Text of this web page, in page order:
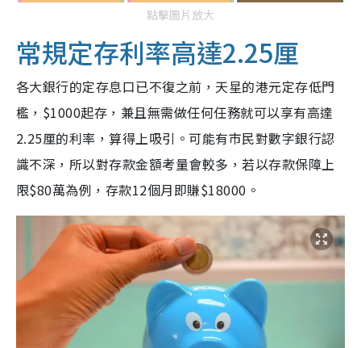
點擊圖片放大
常規定存利率高達2.25厘
各大銀行的定存息口已不復之前，天星的港元定存低門
檻，$1000起存，兼且無需做任何任務就可以享有高達
2.25厘的利率，算得上吸引。可能有市民對數字銀行認
識不深，所以對存款金額考量會較多，若以存款保障上
限$80萬為例，存款12個月即賺$18000。